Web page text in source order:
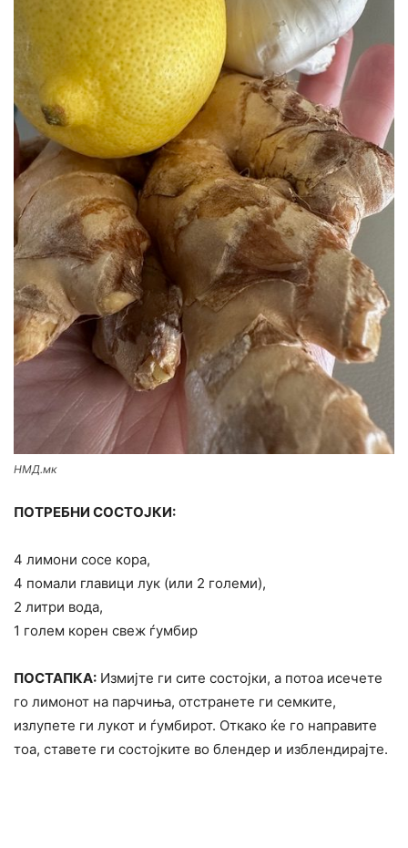
НМД.мк
ПОТРЕБНИ СОСТОЈКИ:
4 лимони сосе кора,
4 помали главици лук (или 2 големи),
2 литри вода,
1 голем корен свеж ѓумбир
ПОСТАПКА: Измијте ги сите состојки, а потоа исечете
го лимонот на парчиња, отстранете ги семките,
излупете ги лукот и ѓумбирот. Откако ќе го направите
тоа, ставете ги состојките во блендер и изблендирајте.